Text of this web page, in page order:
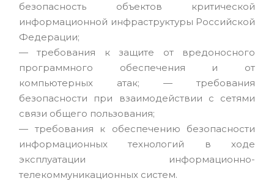
безопасность объектов критической
информационной инфраструктуры Российской
Федерации;
— требования к защите от вредоносного
программного обеспечения и от
компьютерных атак; — требования
безопасности при взаимодействии с сетями
связи общего пользования;
— требования к обеспечению безопасности
информационных технологий в ходе
эксплуатации информационно-
телекоммуникационных систем.